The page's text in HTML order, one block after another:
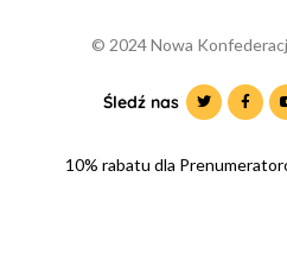
© 2024 Nowa
Śledź nas
10% rabatu dla